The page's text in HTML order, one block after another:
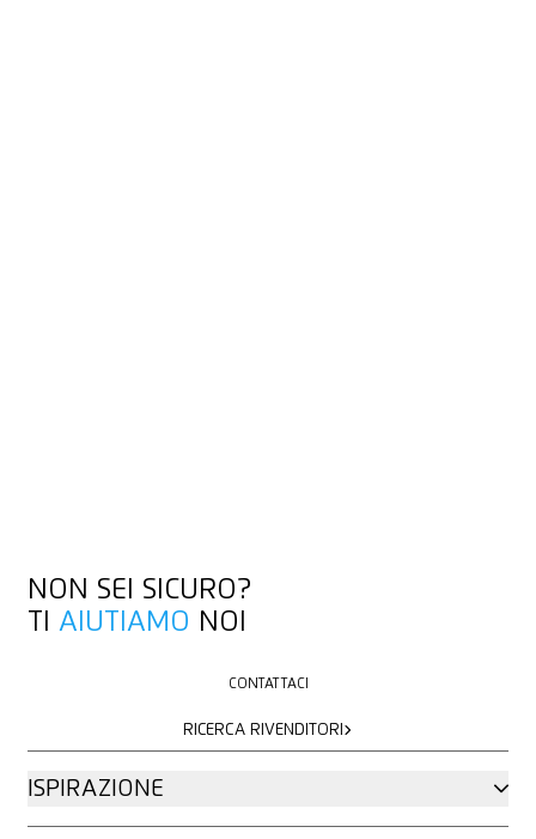
NON SEI SICURO?
TI AIUTIAMO NOI
CONTATTACI
RICERCA RIVENDITORI
ISPIRAZIONE